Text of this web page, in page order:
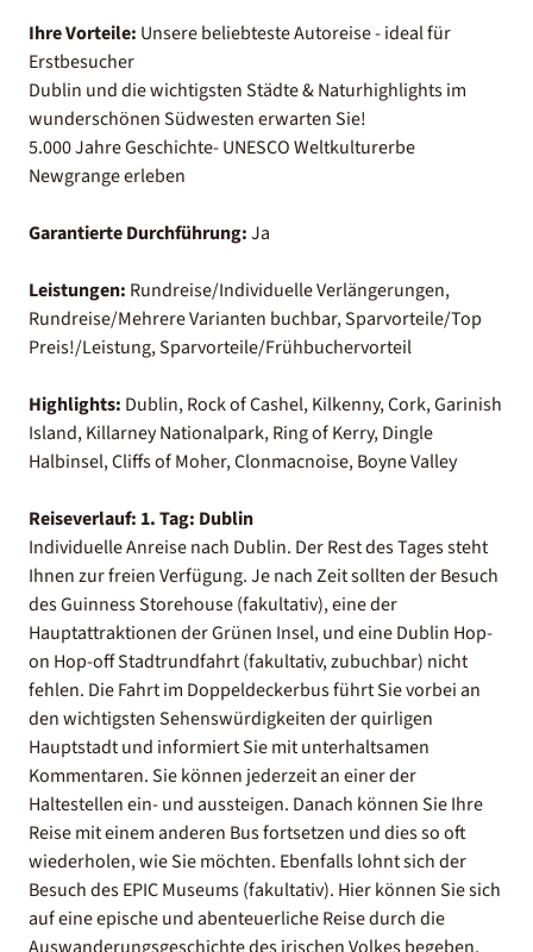
Ihre Vorteile: Unsere beliebteste Autoreise - ideal für
Erstbesucher
Dublin und die wichtigsten Städte & Naturhighlights im
wunderschönen Südwesten erwarten Sie!
5.000 Jahre Geschichte- UNESCO Weltkulturerbe
Newgrange erleben
Garantierte Durchführung:Ja
Leistungen: Rundreise/Individuelle Verlängerungen,
Rundreise/Mehrere Varianten buchbar, Sparvorteile/Top
Preis!/Leistung, Sparvorteile/Frühbuchervorteil
Highlights: Dublin, Rock of Cashel, Kilkenny, Cork, Garinish
Island, Killarney Nationalpark, Ring of Kerry, Dingle
Halbinsel, Cliffs of Moher, Clonmacnoise, Boyne Valley
Reiseverlauf: 1. Tag: Dublin
Individuelle Anreise nach Dublin. Der Rest des Tages steht
Ihnen zur freien Verfügung. Je nach Zeit sollten der Besuch
des Guinness Storehouse (fakultativ), eine der
Hauptattraktionen der Grünen Insel, und eine Dublin Hop-
on Hop-off Stadtrundfahrt (fakultativ, zubuchbar) nicht
fehlen. Die Fahrt im Doppeldeckerbus führt Sie vorbei an
den wichtigsten Sehenswürdigkeiten der quirligen
Hauptstadt und informiert Sie mit unterhaltsamen
Kommentaren. Sie können jederzeit an einer der
Haltestellen ein- und aussteigen. Danach können Sie Ihre
Reise mit einem anderen Bus fortsetzen und dies so oft
wiederholen, wie Sie möchten. Ebenfalls lohnt sich der
Besuch des EPIC Museums (fakultativ). Hier können Sie sich
auf eine epische und abenteuerliche Reise durch die